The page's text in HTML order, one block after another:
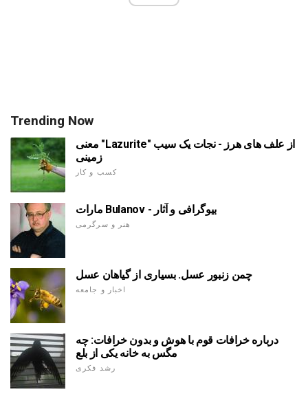
Trending Now
معنی "Lazurite" از علف های هرز - نجات یک سیب
زمینی
کسب و کار
مارات Bulanov - بیوگرافی و آثار
هنر و سرگرمی
چمن زنبور عسل. بسیاری از گیاهان عسل
اخبار و جامعه
درباره خرافات قوم با هوش و بدون خرافات: چه
مگس به خانه یکی از بلع
رشد فکری